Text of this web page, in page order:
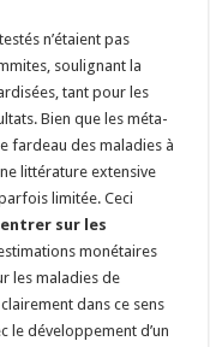
n’étaient pas
soulignant la
tant pour les
Bien que les méta-
fardeau des maladies à
littérature extensive
limitée. Ceci
sur les
monétaires
les maladies de
dans ce sens
le développement d’un